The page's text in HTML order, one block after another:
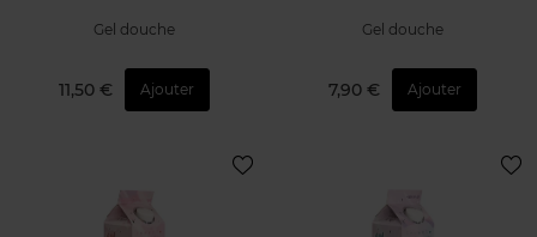
Gel douche
11,50 € Ajouter
Gel douche
7,90 € Ajouter